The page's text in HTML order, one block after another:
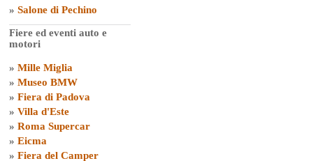
» Salone di Pechino
Fiere ed eventi auto e
motori
» Mille Miglia
» Museo BMW
» Fiera di Padova
» Villa d'Este
» Roma Supercar
» Eicma
» Fiera del Camper